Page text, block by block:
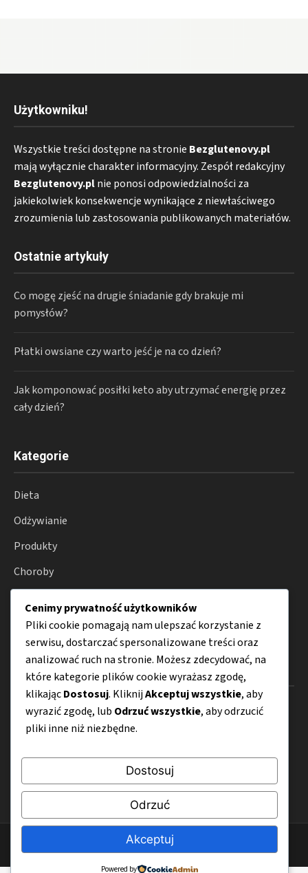
Użytkowniku!
Wszystkie treści dostępne na stronie Bezglutenovy.pl
mają wyłącznie charakter informacyjny. Zespół redakcyjny
Bezglutenovy.plnie ponosi odpowiedzialności za
jakiekolwiek konsekwencje wynikające z niewłaściwego
zrozumienia lub zastosowania publikowanych materiałów.
Ostatnie artykuły
Co mogę zjeść na drugie śniadanie gdy brakuje mi
pomysłów?
Płatki owsiane czy warto jeść je na co dzień?
Jak komponować posiłki keto aby utrzymać energię przez
cały dzień?
Kategorie
Dieta
Odżywianie
Produkty
Choroby
Porady
Menu
O nas
Kontakt
Mapa strony
Polityka prywatności
© 2026 Bezglutenovy.pl
Cenimy prywatność użytkowników
Pliki cookie pomagają nam ulepszać korzystanie z
serwisu, dostarczać spersonalizowane treści oraz
analizować ruch na stronie. Możesz zdecydować, na
które kategorie plików cookie wyrażasz zgodę,
klikającDostosuj. KliknijAkceptuj wszystkie, aby
wyrazić zgodę, lub Odrzuć wszystkie, aby odrzucić
pliki inne niż niezbędne.
Dostosuj
Odrzuć
Akceptuj
Powered by